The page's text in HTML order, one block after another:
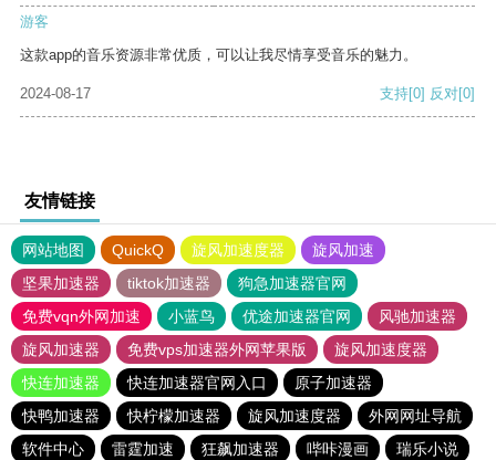
游客
这款app的音乐资源非常优质，可以让我尽情享受音乐的魅力。
2024-08-17 支持[0] 反对[0]
友情链接
网站地图 QuickQ 旋风加速度器
旋风加速
坚果加速器
tiktok加速器
狗急加速器官网
免费vqn外网加速
小蓝鸟 优途加速器官网
风驰加速器
旋风加速器
免费vps加速器外网苹果版
旋风加速度器
快连加速器
快连加速器官网入口
原子加速器
快鸭加速器
快柠檬加速器 旋风加速度器
外网网址导航
软件中心
雷霆加速 狂飙加速器 哔咔漫画
瑞乐小说